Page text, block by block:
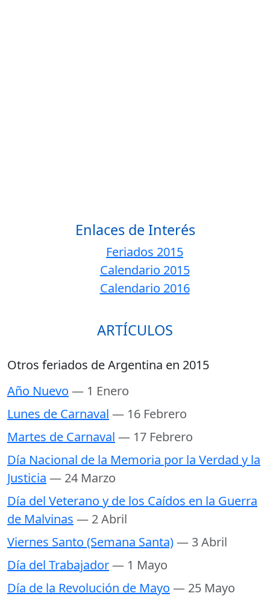
Enlaces de Interés
Feriados 2015
Calendario 2015
Calendario 2016
ARTÍCULOS
Otros feriados de Argentina en 2015
Año Nuevo — 1 Enero
Lunes de Carnaval — 16 Febrero
Martes de Carnaval — 17 Febrero
Día Nacional de la Memoria por la Verdad y la
Justicia — 24 Marzo
Día del Veterano y de los Caídos en la Guerra
de Malvinas — 2 Abril
Viernes Santo (Semana Santa)— 3 Abril
Día del Trabajador— 1 Mayo
Día de la Revolución de Mayo — 25 Mayo